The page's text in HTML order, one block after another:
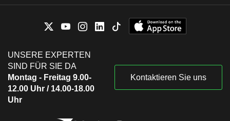
UNSERE EXPERTEN
SIND FÜR SIE DA
Montag - Freitag 9.00-
12.00 Uhr / 14.00-18.00
Uhr
Kontaktieren Sie uns